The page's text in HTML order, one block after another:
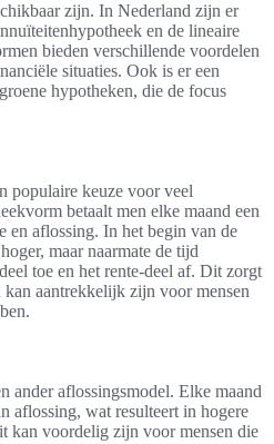
zijn. In Nederland zijn er
en de lineaire
bieden verschillende voordelen
situaties. Ook is er een
hypotheken, die de focus
populaire keuze voor veel
betaalt men elke maand een
en aflossing. In het begin van de
maar naarmate de tijd
toe en het rente-deel af. Dit zorgt
kan aantrekkelijk zijn voor mensen
ander aflossingsmodel. Elke maand
aflossing, wat resulteert in hogere
kan voordelig zijn voor mensen die